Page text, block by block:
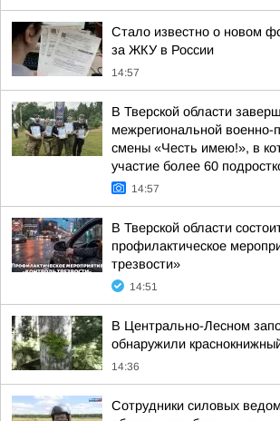
Стало известно о новом
за ЖКУ в России
14:57
В Тверской области
межрегиональной военно-
смены «Честь имею!», в
участие более 60
14:57
В Тверской области
профилактическое
трезвости»
14:51
В Центрально-Лесном
обнаружили
14:36
Сотрудники силовых